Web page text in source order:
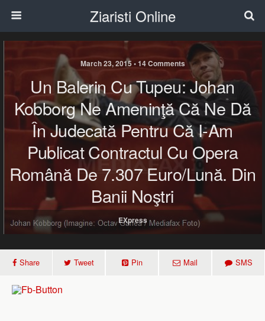
Ziaristi Online
March 23, 2015 • 14 Comments
Un Balerin Cu Tupeu: Johan
Kobborg Ne Ameninţă Că Ne Dă
În Judecată Pentru Că I-Am
Publicat Contractul Cu Opera
Română De 7.307 Euro/lună. Din
Banii Noştri
EXpress
Share Tweet Pin Mail SMS